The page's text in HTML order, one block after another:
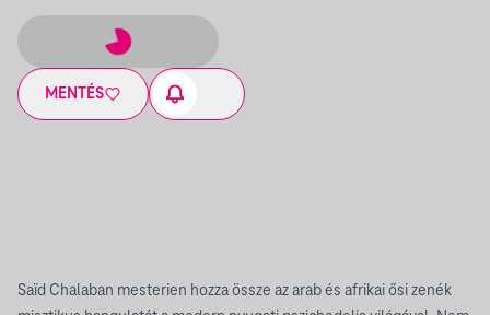
MENTÉS
Saïd Chalaban mesterien hozza össze az arab és afrikai ősi zenék